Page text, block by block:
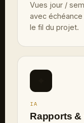
Vues jour /
avec
le fil du projet.
IA
Rapports